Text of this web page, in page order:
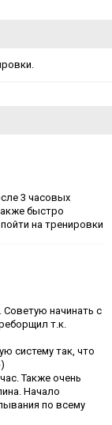
3 часовых
быстро
на тренировки
Советую начинать с
т.к.
систему так, что
Также очень
Начало
по всему